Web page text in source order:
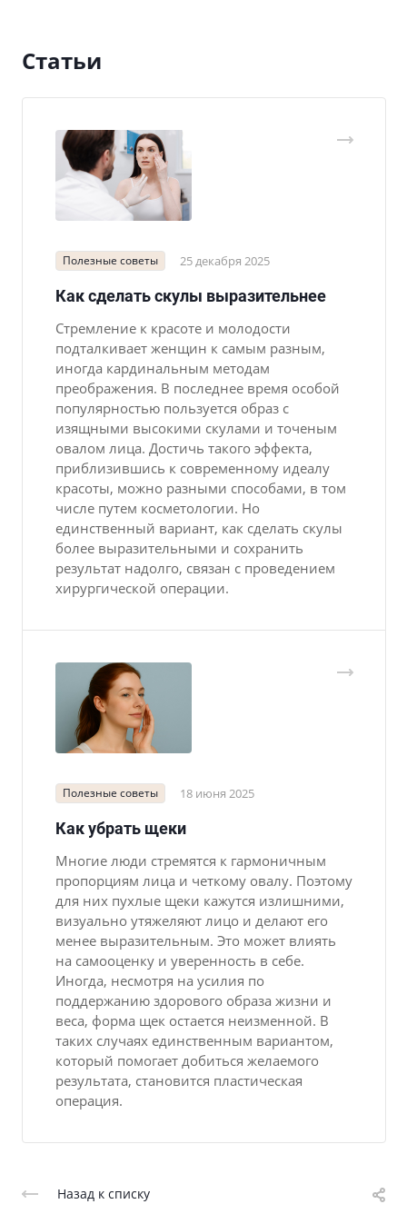
Статьи
Полезные советы 25 декабря 2025
Как сделать скулы выразительнее
Стремление к красоте и молодости
подталкивает женщин к самым разным,
иногда кардинальным методам
преображения. В последнее время особой
популярностью пользуется образ с
изящными высокими скулами и точеным
овалом лица. Достичь такого эффекта,
приблизившись к современному идеалу
красоты, можно разными способами, в том
числе путем косметологии. Но
единственный вариант, как сделать скулы
более выразительными и сохранить
результат надолго, связан с проведением
хирургической операции.
Полезные советы 18 июня 2025
Как убрать щеки
Многие люди стремятся к гармоничным
пропорциям лица и четкому овалу. Поэтому
для них пухлые щеки кажутся излишними,
визуально утяжеляют лицо и делают его
менее выразительным. Это может влиять
на самооценку и уверенность в себе.
Иногда, несмотря на усилия по
поддержанию здорового образа жизни и
веса, форма щек остается неизменной. В
таких случаях единственным вариантом,
который помогает добиться желаемого
результата, становится пластическая
операция.
Назад к списку